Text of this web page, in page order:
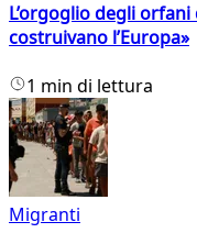
L’orgoglio degli
costruivano l’Europa»
1 min di lettura
Migranti